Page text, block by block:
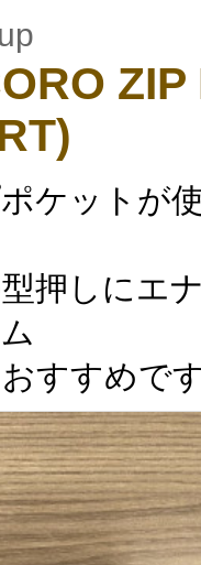
ケットが
押しにエ
すすめで